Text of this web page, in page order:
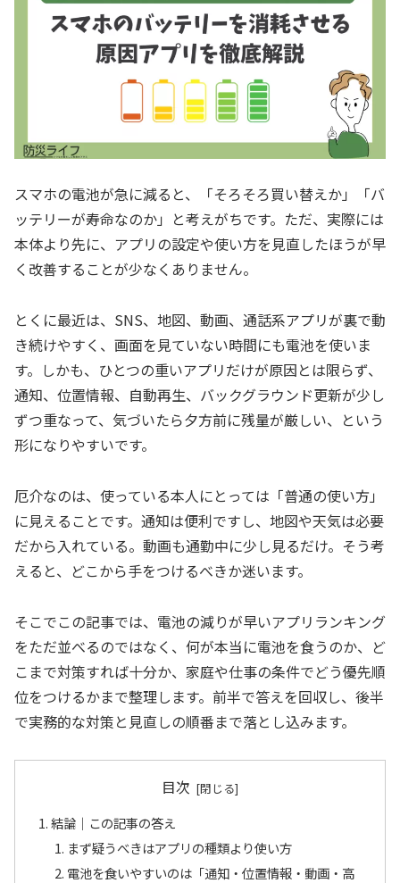
スマホの電池が急に減ると、「そろそろ買い替えか」「バ
ッテリーが寿命なのか」と考えがちです。ただ、実際には
本体より先に、アプリの設定や使い方を見直したほうが早
く改善することが少なくありません。
とくに最近は、SNS、地図、動画、通話系アプリが裏で動
き続けやすく、画面を見ていない時間にも電池を使いま
す。しかも、ひとつの重いアプリだけが原因とは限らず、
通知、位置情報、自動再生、バックグラウンド更新が少し
ずつ重なって、気づいたら夕方前に残量が厳しい、という
形になりやすいです。
厄介なのは、使っている本人にとっては「普通の使い方」
に見えることです。通知は便利ですし、地図や天気は必要
だから入れている。動画も通勤中に少し見るだけ。そう考
えると、どこから手をつけるべきか迷います。
そこでこの記事では、電池の減りが早いアプリランキング
をただ並べるのではなく、何が本当に電池を食うのか、ど
こまで対策すれば十分か、家庭や仕事の条件でどう優先順
位をつけるかまで整理します。前半で答えを回収し、後半
で実務的な対策と見直しの順番まで落とし込みます。
目次
結論｜この記事の答え
まず疑うべきはアプリの種類より使い方
電池を食いやすいのは「通知・位置情報・動画・高